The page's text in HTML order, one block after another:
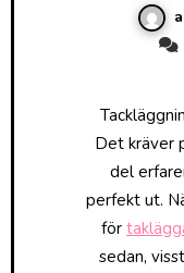
Tackläggning är en konstform i sig själv.
Det kräver
del
perfekt ut.
för
sedan,